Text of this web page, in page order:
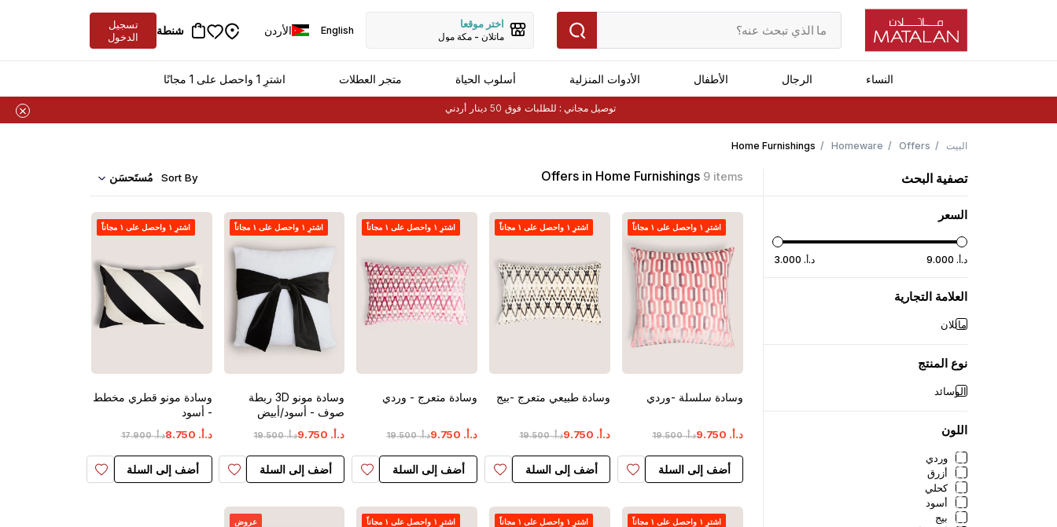
اختر موقعا
ماتلان - مكة مول
English الأردن شنطة
تسجيل
الدخول
النساء الرجال الأطفال الأدوات المنزلية أسلوب الحياة متجر العطلات اشترِ 1 واحصل على 1 مجانًا
توصيل مجاني : للطلبات فوق 50 دينار أردني
البيت Offers
Homeware
Home Furnishings
تصفية البحث
السعر
د.أ. 3.000 د.أ. 9.000
العلامة التجارية
ماتلان
نوع المنتج
الوسائد
اللون
وردي
أزرق
كحلي
أسود
بيج
Offers in Home Furnishings 9 items
Sort By مُستَحسَن
اشترِ ١ واحصل على ١ مجاناً
وسادة سلسلة -وردي
د.أ.‏
19.500 د.أ. 9.750
أضف إلى السلة
اشترِ ١ واحصل على ١ مجاناً
وسادة طبيعي متعرج -بيج
د.أ.‏
19.500 د.أ. 9.750
أضف إلى السلة
اشترِ ١ واحصل على ١ مجاناً
وسادة متعرج - وردي
د.أ.‏
19.500 د.أ. 9.750
أضف إلى السلة
اشترِ ١ واحصل على ١ مجاناً
وسادة مونو 3D ربطة
صوف - أسود/أبيض
د.أ.‏
19.500 د.أ. 9.750
أضف إلى السلة
اشترِ ١ واحصل على ١ مجاناً
وسادة مونو قطري مخطط
- أسود
د.أ.‏
17.900 د.أ. 8.750
أضف إلى السلة
اشترِ ١ واحصل على ١ مجاناً اشترِ ١ واحصل على ١ مجاناً اشترِ ١ واحصل على ١ مجاناً عروض